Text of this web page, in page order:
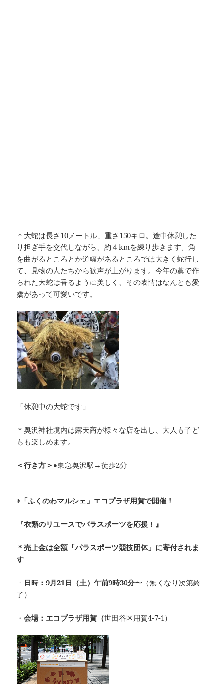
＊大蛇は長さ10メートル、重さ150キロ。途中休憩した
り担ぎ手を交代しながら、約４kmを練り歩きます。角
を曲がるところとか道幅があるところでは大きく蛇行し
て、見物の人たちから歓声が上がります。今年の藁で作
られた大蛇は香るように美しく、その表情はなんとも愛
嬌があって可愛いです。
「休憩中の大蛇です」
＊奥沢神社境内は露天商が様々な店を出し、大人も子ど
もも楽しめます。
＜行き方＞●東急奥沢駅→徒歩2分
◉ 「ふくのわマルシェ」エコプラザ用賀で開催！
『衣類のリユースでパラスポーツを応援！』
＊売上金は全額「パラスポーツ競技団体」に寄付されま
す
・ 日時：9月21日（土）午前9時30分〜 （無くなり次第終
了）
・会場：エコプラザ用賀（世田谷区用賀4-7-1）